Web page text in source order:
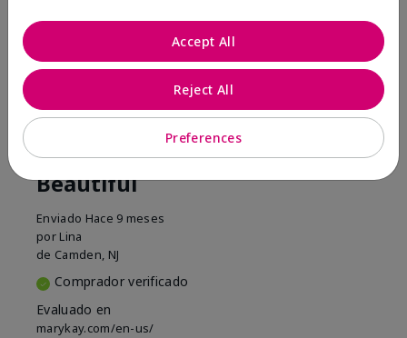
Marcar esta opinión
Beautiful
Enviado Hace 9 meses
por Lina
de Camden, NJ
Comprador verificado
Evaluado en
marykay.com/en-us/
Preferences
Reject All
Accept All